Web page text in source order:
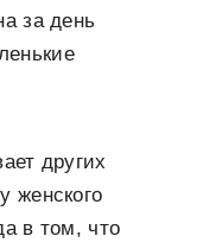
за день
других
женского
в том, что